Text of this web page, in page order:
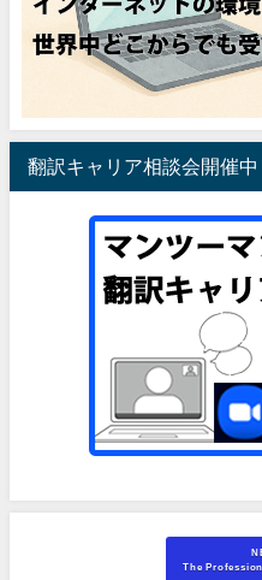
翻訳キャリア相談会開催中
The